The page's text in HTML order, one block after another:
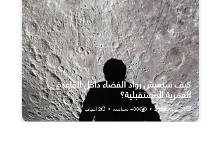
كيف سيعيش رواد الفضاء داخل القاعدة
القمرية المستقبلية؟
25 يوليو، 2026 •
480مشاهدة •
2اعجاب